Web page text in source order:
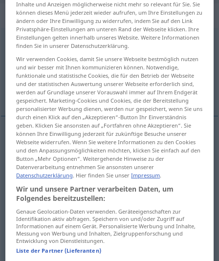
„einfach“
einfach
Übersicht aller Übersetzungen
(Für mehr Details die Übersetzung anklicken/antippen)
skromny, zwykły, prosty, łatwy , pojedynczy
prosty(-to),łatwy(-wo) einfachleicht
skromny einfach schlicht
pojedynczy(-czo) einfachnicht mehrfach
zwykły einfachFahrkarte, Mehrheit, Mensch,
Küche usw
Inhalte und Anzeigen möglicherweise nicht mehr so relevant für Sie. Sie
können dieses Menü jederzeit wieder aufrufen, um Ihre Einstellungen zu
ändern oder Ihre Einwilligung zu widerrufen, indem Sie auf den Link
Privatsphäre-Einstellungen am unteren Rand der Webseite klicken. Ihre
Einstellungen gelten innerhalb unseres Website. Weitere Informationen
finden Sie in unserer Datenschutzerklärung.
Wir verwenden Cookies, damit Sie unsere Webseite bestmöglich nutzen
und wir besser mit Ihnen kommunizieren können. Notwendige,
funktionale und statistische Cookies, die für den Betrieb der Webseite
und der statistischen Auswertung unserer Webseite erforderlich sind,
werden auf Grundlage unserer Vorauswahl immer auf Ihrem Endgerät
gespeichert. Marketing-Cookies und Cookies, die der Bereitstellung
personalisierter Werbung dienen, werden nur gespeichert, wenn Sie uns
durch einen Klick auf den „Akzeptieren“-Button Ihr Einverständnis
geben. Klicken Sie ansonsten auf „Fortfahren ohne Akzeptieren“. Sie
können Ihre Einwilligung jederzeit für zukünftige Besuche unserer
Webseite widerrufen. Wenn Sie weitere Informationen zu den Cookies
und den Anpassungsmöglichkeiten möchten, klicken Sie einfach auf den
Button „Mehr Optionen“. Weitergehende Hinweise zu der
Datenverarbeitung entnehmen Sie ansonsten unserer
Datenschutzerklärung. Hier finden Sie unserImpressum.
Wir und unsere Partner verarbeiten Daten, um
Folgendes bereitzustellen:
Genaue Geolocation-Daten verwenden. Geräteeigenschaften zur
Identifikation aktiv abfragen. Speichern von und/oder Zugriff auf
Informationen auf einem Gerät. Personalisierte Werbung und Inhalte,
Messung von Werbung und Inhalten, Zielgruppenforschung und
Entwicklung von Dienstleistungen.
Liste der Partner (Lieferanten)